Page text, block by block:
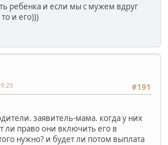
ребенка и если мы с мужем вдруг
и его)))
#191
заявитель-мама. когда у них
ли право они включить его в
нужно? и будет ли потом выплата